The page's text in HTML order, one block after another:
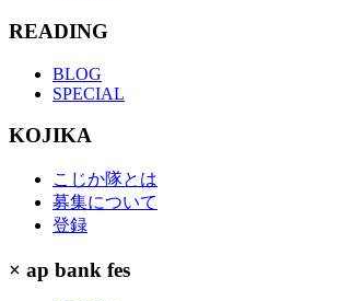
READING
BLOG
SPECIAL
KOJIKA
こじか隊とは
募集について
登録
× ap bank fes